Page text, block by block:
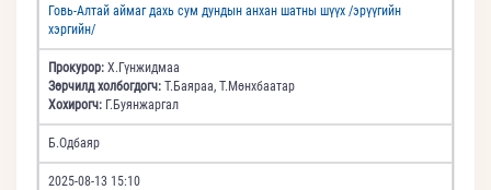
Говь-Алтай аймаг дахь сум дундын анхан шатны шүүх /эрүүгийн
хэргийн/
Прокурор: Х.Гүнжидмаа
Зөрчилд холбогдогч: Т.Баяраа, Т.Мөнхбаатар
Хохирогч: Г.Буянжаргал
Б.Одбаяр
2025-08-13 15:10